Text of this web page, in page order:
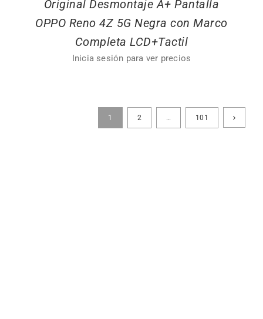
Original Desmontaje A+ Pantalla
OPPO Reno 4Z 5G Negra con Marco
Completa LCD+Tactil
Inicia sesión para ver precios
1 2 … 101